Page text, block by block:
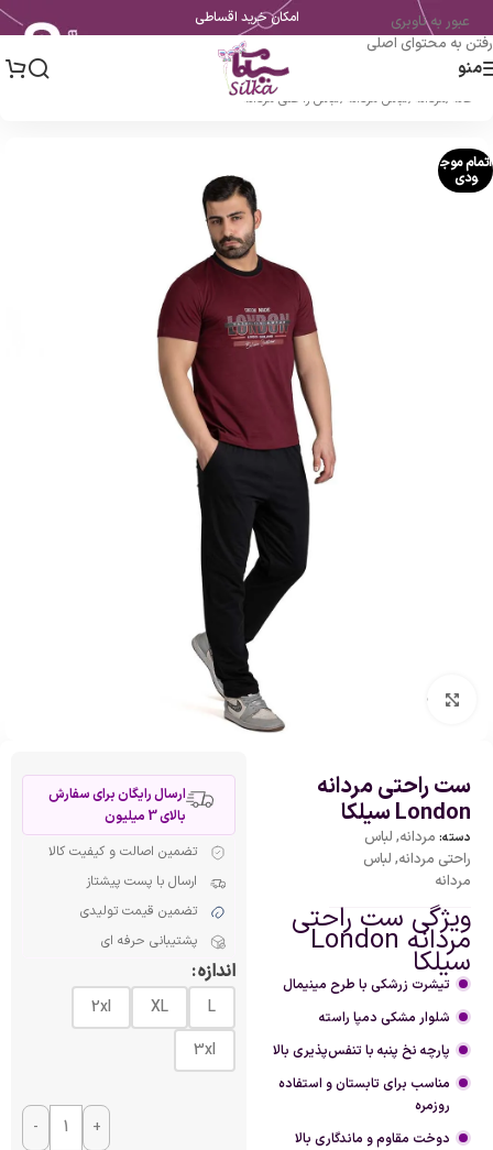
عبور به ناوبری
رفتن به محتوای اصلی
امکان خرید اقساطی
منو
خانه /مردانه /لباس مردانه /لباس راحتی مردانه
اتمام موج
ودی
بزرگنمایی تصویر
ست راحتی مردانه
London سیلکا
دسته: مردانه, لباس
راحتی مردانه, لباس
مردانه
ویژگی ست راحتی
مردانه London
سیلکا
تیشرت زرشکی با طرح مینیمال
شلوار مشکی دمپا راسته
پارچه نخ پنبه با تنفس‌پذیری بالا
مناسب برای تابستان و استفاده
روزمره
دوخت مقاوم و ماندگاری بالا
ارسال رایگان برای سفارش
بالای 3 میلیون
تضمین اصالت و کیفیت کالا
ارسال با پست پیشتاز
تضمین قیمت تولیدی
پشتیبانی حرفه ای
اندازه
L
XL
2xl
3xl
- +